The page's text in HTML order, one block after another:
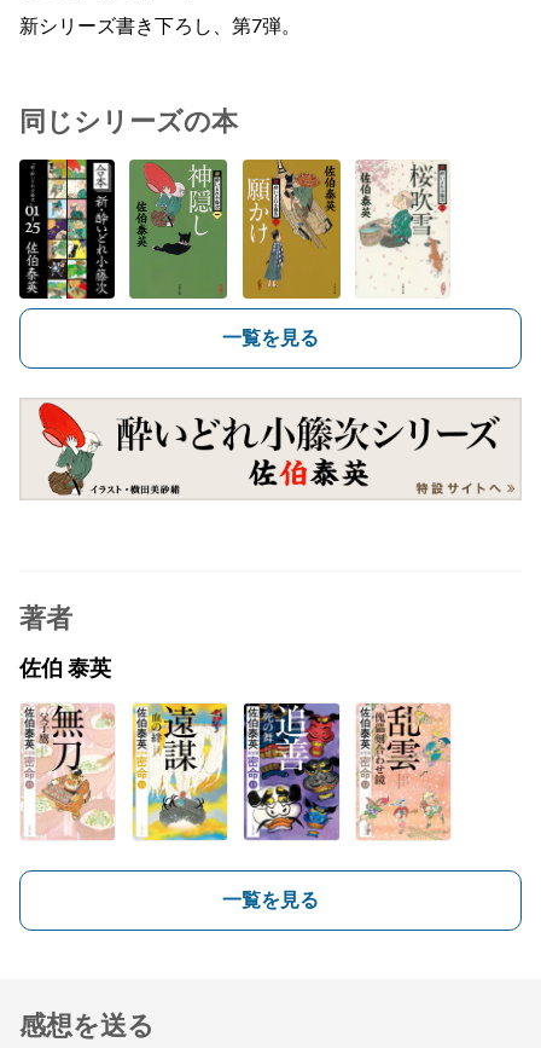
新シリーズ書き下ろし、第7弾。
同じシリーズの本
一覧を見る
著者
佐伯 泰英
一覧を見る
感想を送る